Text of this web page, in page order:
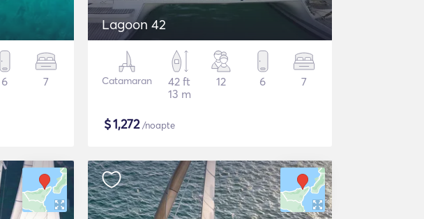
6 7
Lagoon 42
Catamaran
42 ft
13 m
12 6 7
$1,272/noapte